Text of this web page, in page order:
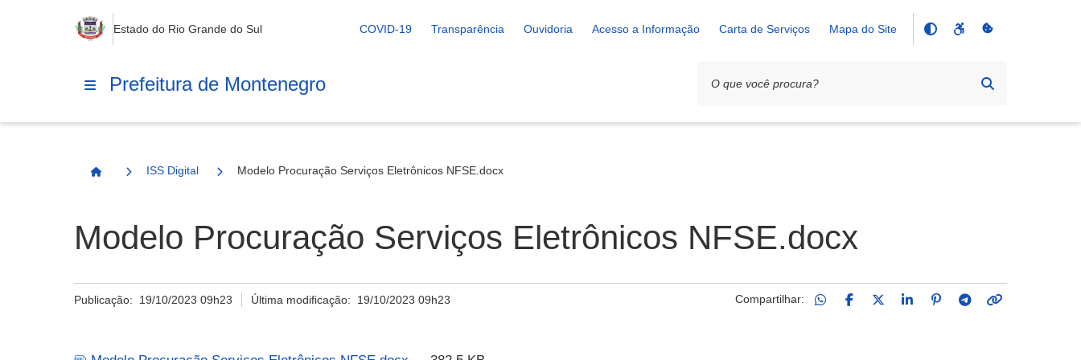
Estado do Rio Grande do Sul COVID-19 Transparência Ouvidoria Acesso a Informação Carta de Serviços Mapa do Site
Prefeitura de Montenegro
Página Inicial
ISS Digital Modelo Procuração Serviços Eletrônicos NFSE.docx
Modelo Procuração Serviços Eletrônicos NFSE.docx
Publicação: 19/10/2023 09h23 Última modificação: 19/10/2023 09h23 Compartilhar: